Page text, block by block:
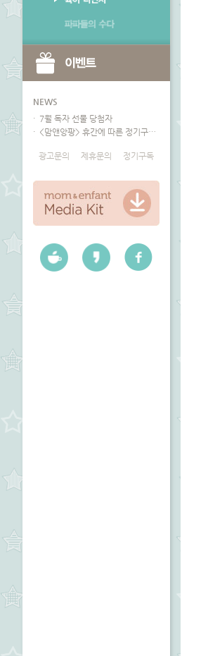
NEWS
7월 독자 선물 당첨자
<맘앤앙팡> 휴간에 따른 정기구독 안내
광고문의 제휴문의 정기구독